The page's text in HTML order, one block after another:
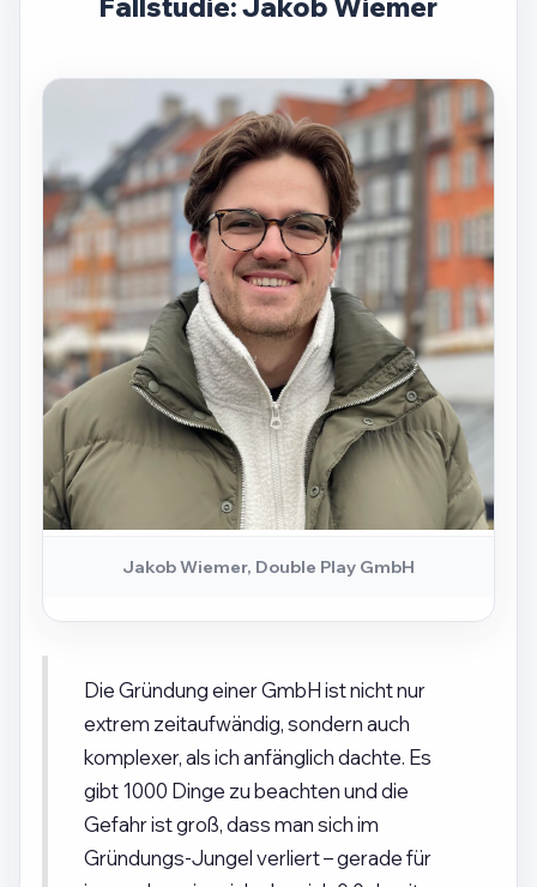
Fallstudie: Jakob Wiemer
Jakob Wiemer, Double Play GmbH
Die Gründung einer GmbH ist nicht nur
extrem zeitaufwändig, sondern auch
komplexer, als ich anfänglich dachte. Es
gibt 1000 Dinge zu beachten und die
Gefahr ist groß, dass man sich im
Gründungs-Jungel verliert – gerade für